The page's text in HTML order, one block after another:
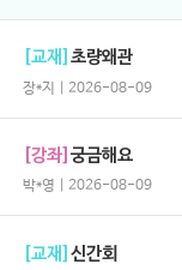
[교재]초량왜관
장*지 | 2026-08-09
[강좌]궁금해요
박*영 | 2026-08-09
[교재]신간회